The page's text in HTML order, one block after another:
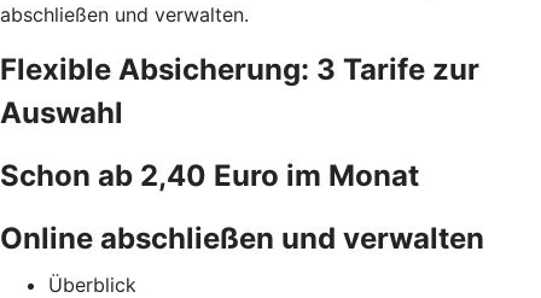
abschließen und verwalten.
Flexible Absicherung: 3 Tarife zur
Auswahl
Schon ab 2,40 Euro im Monat
Online abschließen und verwalten
Überblick